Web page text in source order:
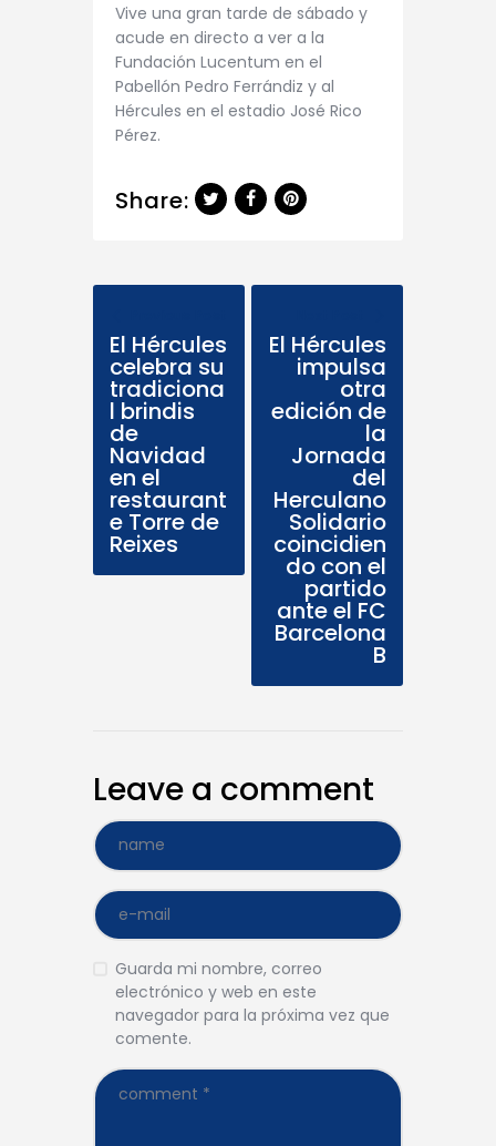
Vive una gran tarde de sábado y
acude en directo a ver a la
Fundación Lucentum en el
Pabellón Pedro Ferrándiz y al
Hércules en el estadio José Rico
Pérez.
Share:
El Hércules
celebra su
tradiciona
l brindis
de
Navidad
en el
restaurant
e Torre de
Reixes
El Hércules
impulsa
otra
edición de
la
Jornada
del
Herculano
Solidario
coincidien
do con el
partido
ante el FC
Barcelona
B
Leave a comment
Guarda mi nombre, correo
electrónico y web en este
navegador para la próxima vez que
comente.